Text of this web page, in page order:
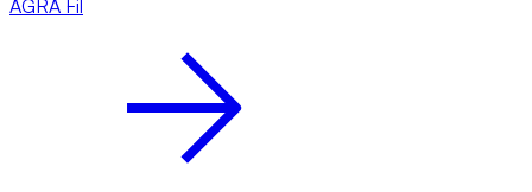
AGRA Fil